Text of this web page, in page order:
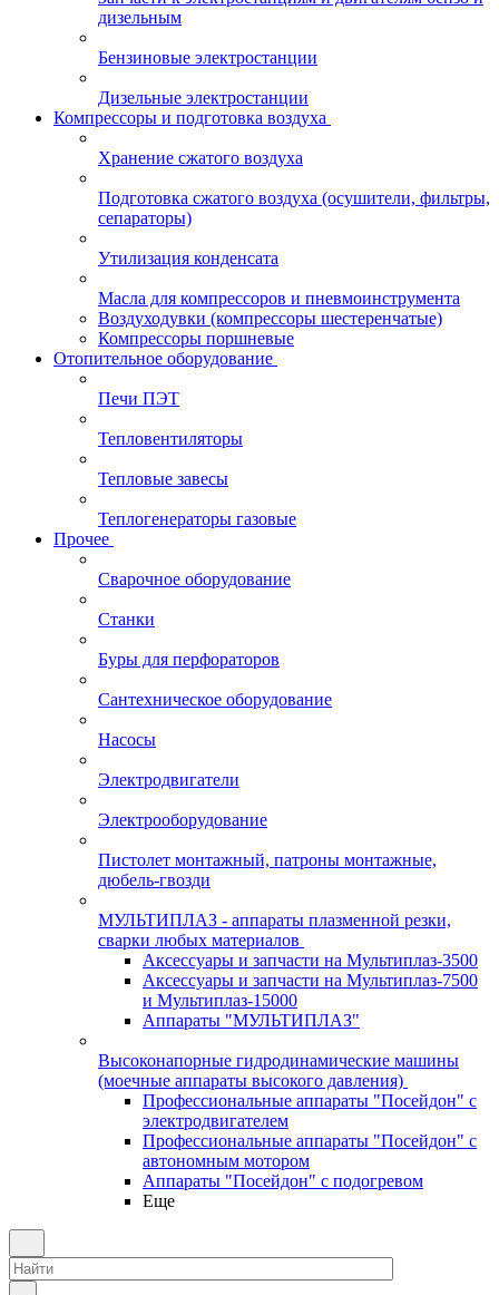
дизельным
Бензиновые электростанции
Дизельные электростанции
Компрессоры и подготовка воздуха
Хранение сжатого воздуха
Подготовка сжатого воздуха (осушители, фильтры,
сепараторы)
Утилизация конденсата
Масла для компрессоров и пневмоинструмента
Воздуходувки (компрессоры шестеренчатые)
Компрессоры поршневые
Отопительное оборудование
Печи ПЭТ
Тепловентиляторы
Тепловые завесы
Теплогенераторы газовые
Прочее
Сварочное оборудование
Станки
Буры для перфораторов
Сантехническое оборудование
Насосы
Электродвигатели
Электрооборудование
Пистолет монтажный, патроны монтажные,
дюбель-гвозди
МУЛЬТИПЛАЗ - аппараты плазменной резки,
сварки любых материалов
Аксессуары и запчасти на Мультиплаз-3500
Аксессуары и запчасти на Мультиплаз-7500
и Мультиплаз-15000
Аппараты "МУЛЬТИПЛАЗ"
Высоконапорные гидродинамические машины
(моечные аппараты высокого давления)
Профессиональные аппараты "Посейдон" с
электродвигателем
Профессиональные аппараты "Посейдон" с
автономным мотором
Аппараты "Посейдон" с подогревом
Еще